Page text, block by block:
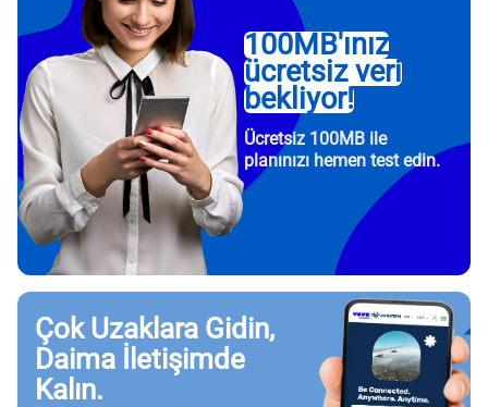
100MB'ınız
ücretsiz veri
bekliyor!
Ücretsiz 100MB ile
planınızı hemen test edin.
Çok Uzaklara Gidin,
Daima İletişimde
Kalın.